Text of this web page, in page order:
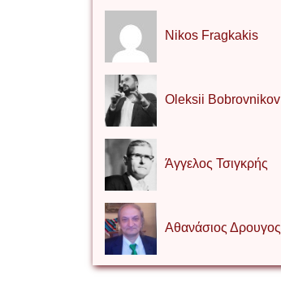
Nikos Fragkakis
Oleksii Bobrovnikov
Άγγελος Τσιγκρής
Αθανάσιος Δρουγος